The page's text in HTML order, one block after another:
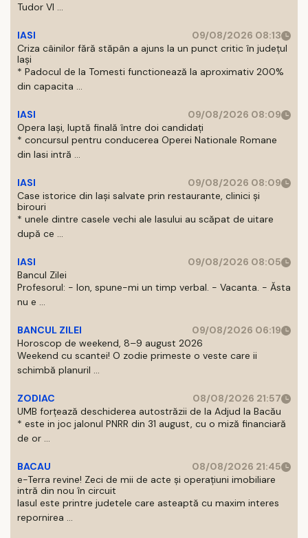
Tudor Vl ...
IASI
09/08/2026 08:13
Criza câinilor fără stăpân a ajuns la un punct critic în județul
Iași
* Padocul de la Tomesti functionează la aproximativ 200%
din capacita ...
IASI
09/08/2026 08:09
Opera Iași, luptă finală între doi candidați
* concursul pentru conducerea Operei Nationale Romane
din Iasi intră ...
IASI
09/08/2026 08:09
Case istorice din Iași salvate prin restaurante, clinici și
birouri
* unele dintre casele vechi ale Iasului au scăpat de uitare
după ce ...
IASI
09/08/2026 08:05
Bancul Zilei
Profesorul: - Ion, spune-mi un timp verbal. - Vacanta. - Ăsta
nu e ...
BANCUL ZILEI
09/08/2026 06:19
Horoscop de weekend, 8–9 august 2026
Weekend cu scantei! O zodie primeste o veste care ii
schimbă planuril ...
ZODIAC
08/08/2026 21:57
UMB forțează deschiderea autostrăzii de la Adjud la Bacău
* este in joc jalonul PNRR din 31 august, cu o miză financiară
de or ...
BACAU
08/08/2026 21:45
e-Terra revine! Zeci de mii de acte și operațiuni imobiliare
intră din nou în circuit
Iasul este printre judetele care asteaptă cu maxim interes
repornirea ...